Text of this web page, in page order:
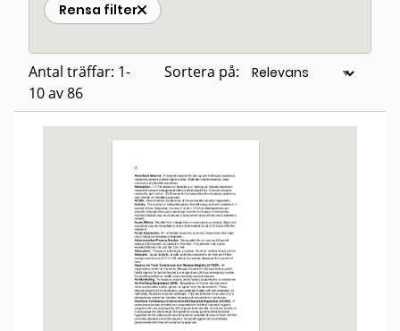
Rensa filter
Antal träffar: 1-
10 av 86
Sortera på: